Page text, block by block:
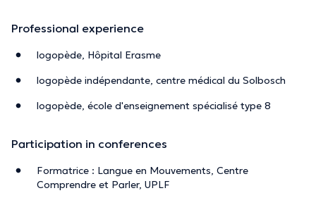
Professional experience
logopède, Hôpital Erasme
logopède indépendante, centre médical du Solbosch
logopède, école d'enseignement spécialisé type 8
Participation in conferences
Formatrice : Langue en Mouvements, Centre
Comprendre et Parler, UPLF